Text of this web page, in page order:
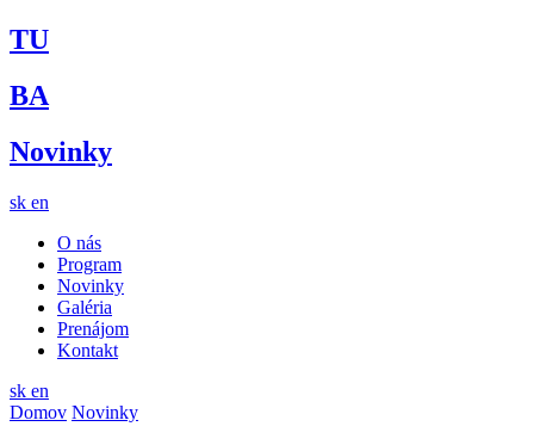
TU
BA
Novinky
sk en
O nás
Program
Novinky
Galéria
Prenájom
Kontakt
sk en
Domov Novinky